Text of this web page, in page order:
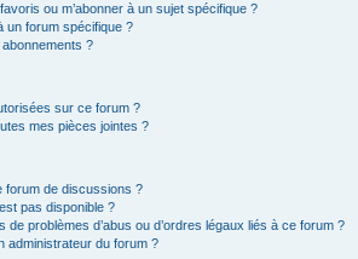
ou m’abonner à un sujet spécifique ?
un forum spécifique ?
?
sur ce forum ?
mes pièces jointes ?
forum de discussions ?
pas disponible ?
problèmes d’abus ou d’ordres légaux liés à ce forum ?
administrateur du forum ?